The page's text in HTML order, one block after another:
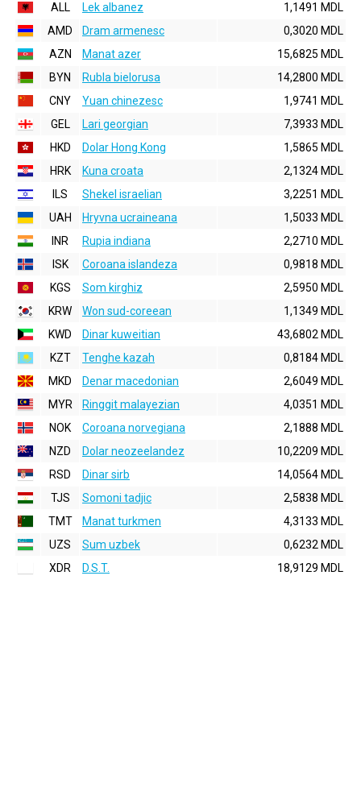
ALL
Lek albanez
1,1491 MDL
AMD
Dram armenesc
0,3020 MDL
AZN
Manat azer
15,6825 MDL
BYN
Rubla bielorusa
14,2800 MDL
CNY
Yuan chinezesc
1,9741 MDL
GEL
Lari georgian
7,3933 MDL
HKD
Dolar Hong Kong
1,5865 MDL
HRK
Kuna croata
2,1324 MDL
ILS
Shekel israelian
3,2251 MDL
UAH
Hryvna ucraineana
1,5033 MDL
INR
Rupia indiana
2,2710 MDL
ISK
Coroana islandeza
0,9818 MDL
KGS
Som kirghiz
2,5950 MDL
KRW
Won sud-coreean
1,1349 MDL
KWD
Dinar kuweitian
43,6802 MDL
KZT
Tenghe kazah
0,8184 MDL
MKD
Denar macedonian
2,6049 MDL
MYR
Ringgit malayezian
4,0351 MDL
NOK
Coroana norvegiana
2,1888 MDL
NZD
Dolar neozeelandez
10,2209 MDL
RSD
Dinar sirb
14,0564 MDL
TJS
Somoni tadjic
2,5838 MDL
TMT
Manat turkmen
4,3133 MDL
UZS
Sum uzbek
0,6232 MDL
XDR
D.S.T. 18,9129 MDL